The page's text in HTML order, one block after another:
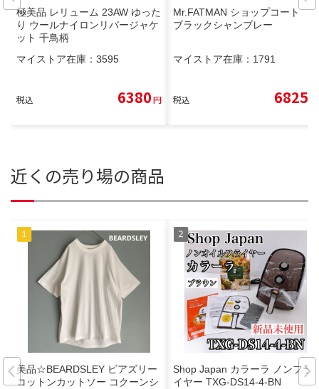
極美品 レリューム 23AW ゆった
り ウールナイロンリバージャケ
ット 千鳥柄
マイストア在庫： 3595
税込 6380円
Mr.FATMAN ショップコート
ブラックシャンブレー
マイストア在庫： 1791
税込 6825
近くの売り場の商品
美品☆BEARDSLEY ビアズリー
コットンカットソー コクーンシ
Shop Japan カラーラ ノンフラ
イヤー TXG-DS14-4-BN